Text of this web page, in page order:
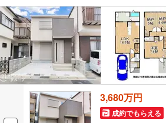
3,680万円
成約でもらえる
キッチン
独立型キッ
浴室
浴室乾燥機